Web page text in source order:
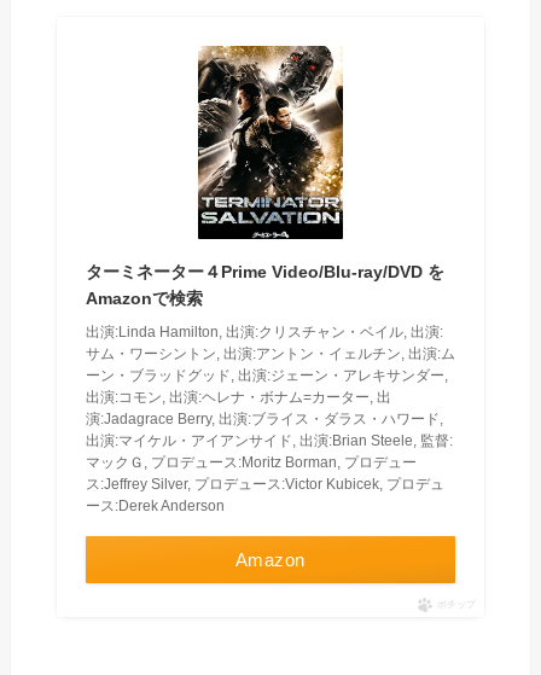
ターミネーター４Prime Video/Blu-ray/DVD を
Amazonで検索
出演:Linda Hamilton, 出演:クリスチャン・ベイル, 出演:
サム・ワーシントン, 出演:アントン・イェルチン, 出演:ム
ーン・ブラッドグッド, 出演:ジェーン・アレキサンダー,
出演:コモン, 出演:ヘレナ・ボナム=カーター, 出
演:Jadagrace Berry, 出演:ブライス・ダラス・ハワード,
出演:マイケル・アイアンサイド, 出演:Brian Steele, 監督:
マックＧ, プロデュース:Moritz Borman, プロデュー
ス:Jeffrey Silver, プロデュース:Victor Kubicek, プロデュ
ース:Derek Anderson
Amazon
ポチップ